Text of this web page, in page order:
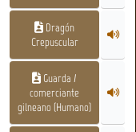
Dragón
Crepuscular
Guarda /
comerciante
gilneano (Humano)